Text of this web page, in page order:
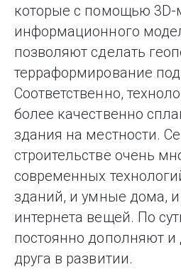
которые с помощью 3D-
информационного
позволяют сделать
терраформирование
Соответственно,
более качественно
здания на местности.
строительстве очень
современных
зданий, и умные дома,
интернета вещей. По
постоянно дополняют и
друга в развитии.